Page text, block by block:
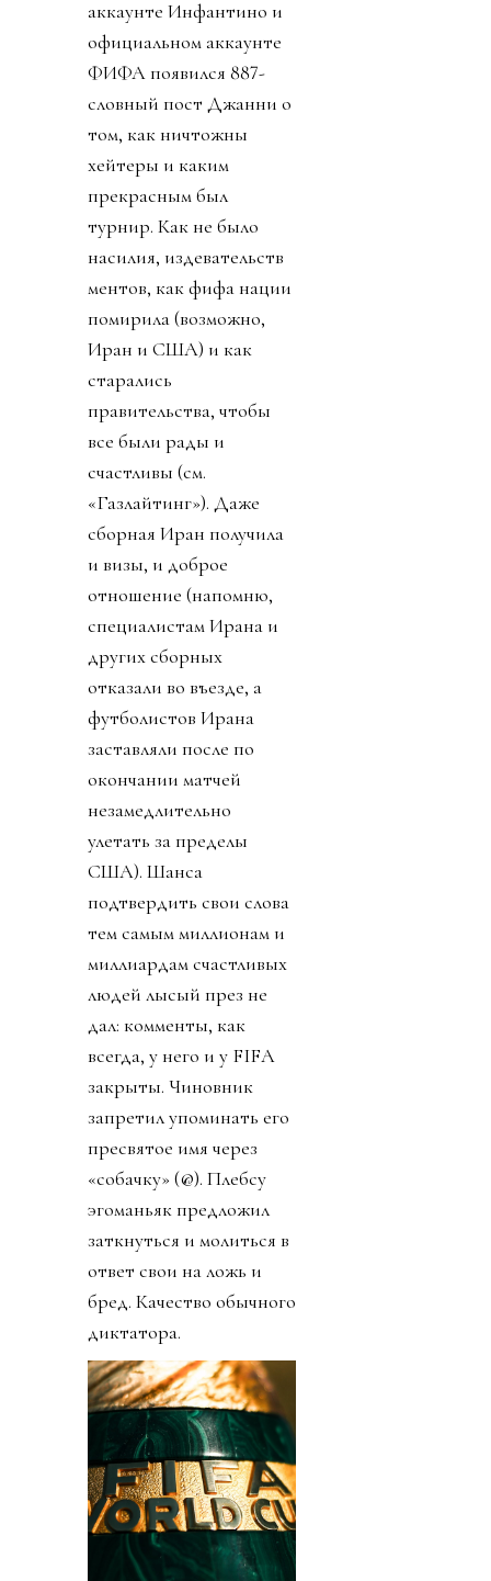
аккаунте Инфантино и
официальном аккаунте
ФИФА появился 887-
словный пост Джанни о
том, как ничтожны
хейтеры и каким
прекрасным был
турнир. Как не было
насилия, издевательств
ментов, как фифа нации
помирила (возможно,
Иран и США) и как
старались
правительства, чтобы
все были рады и
счастливы (см.
«Газлайтинг»). Даже
сборная Иран получила
и визы, и доброе
отношение (напомню,
специалистам Ирана и
других сборных
отказали во въезде, а
футболистов Ирана
заставляли после по
окончании матчей
незамедлительно
улетать за пределы
США). Шанса
подтвердить свои слова
тем самым миллионам и
миллиардам счастливых
людей лысый през не
дал: комменты, как
всегда, у него и у FIFA
закрыты. Чиновник
запретил упоминать его
пресвятое имя через
«собачку» (@). Плебсу
эгоманьяк предложил
заткнуться и молиться в
ответ свои на ложь и
бред. Качество обычного
диктатора.